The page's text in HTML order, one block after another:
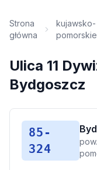
Strona
główna
kujawsko-
pomorskie
Ulica 11
Bydgoszcz
85-
324